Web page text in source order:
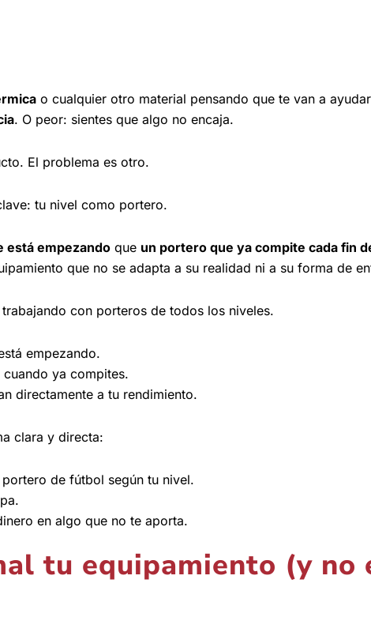
o cualquier otro material pensando que te van a
. O peor: sientes que algo no encaja.
El problema es otro.
tu nivel como portero.
está empezando que un portero que ya compite cada fin
que no se adapta a su realidad ni a su forma de
con porteros de todos los niveles.
empezando.
ya compites.
directamente a tu rendimiento.
clara y directa:
de fútbol según tu nivel.
en algo que no te aporta.
tu equipamiento (y no